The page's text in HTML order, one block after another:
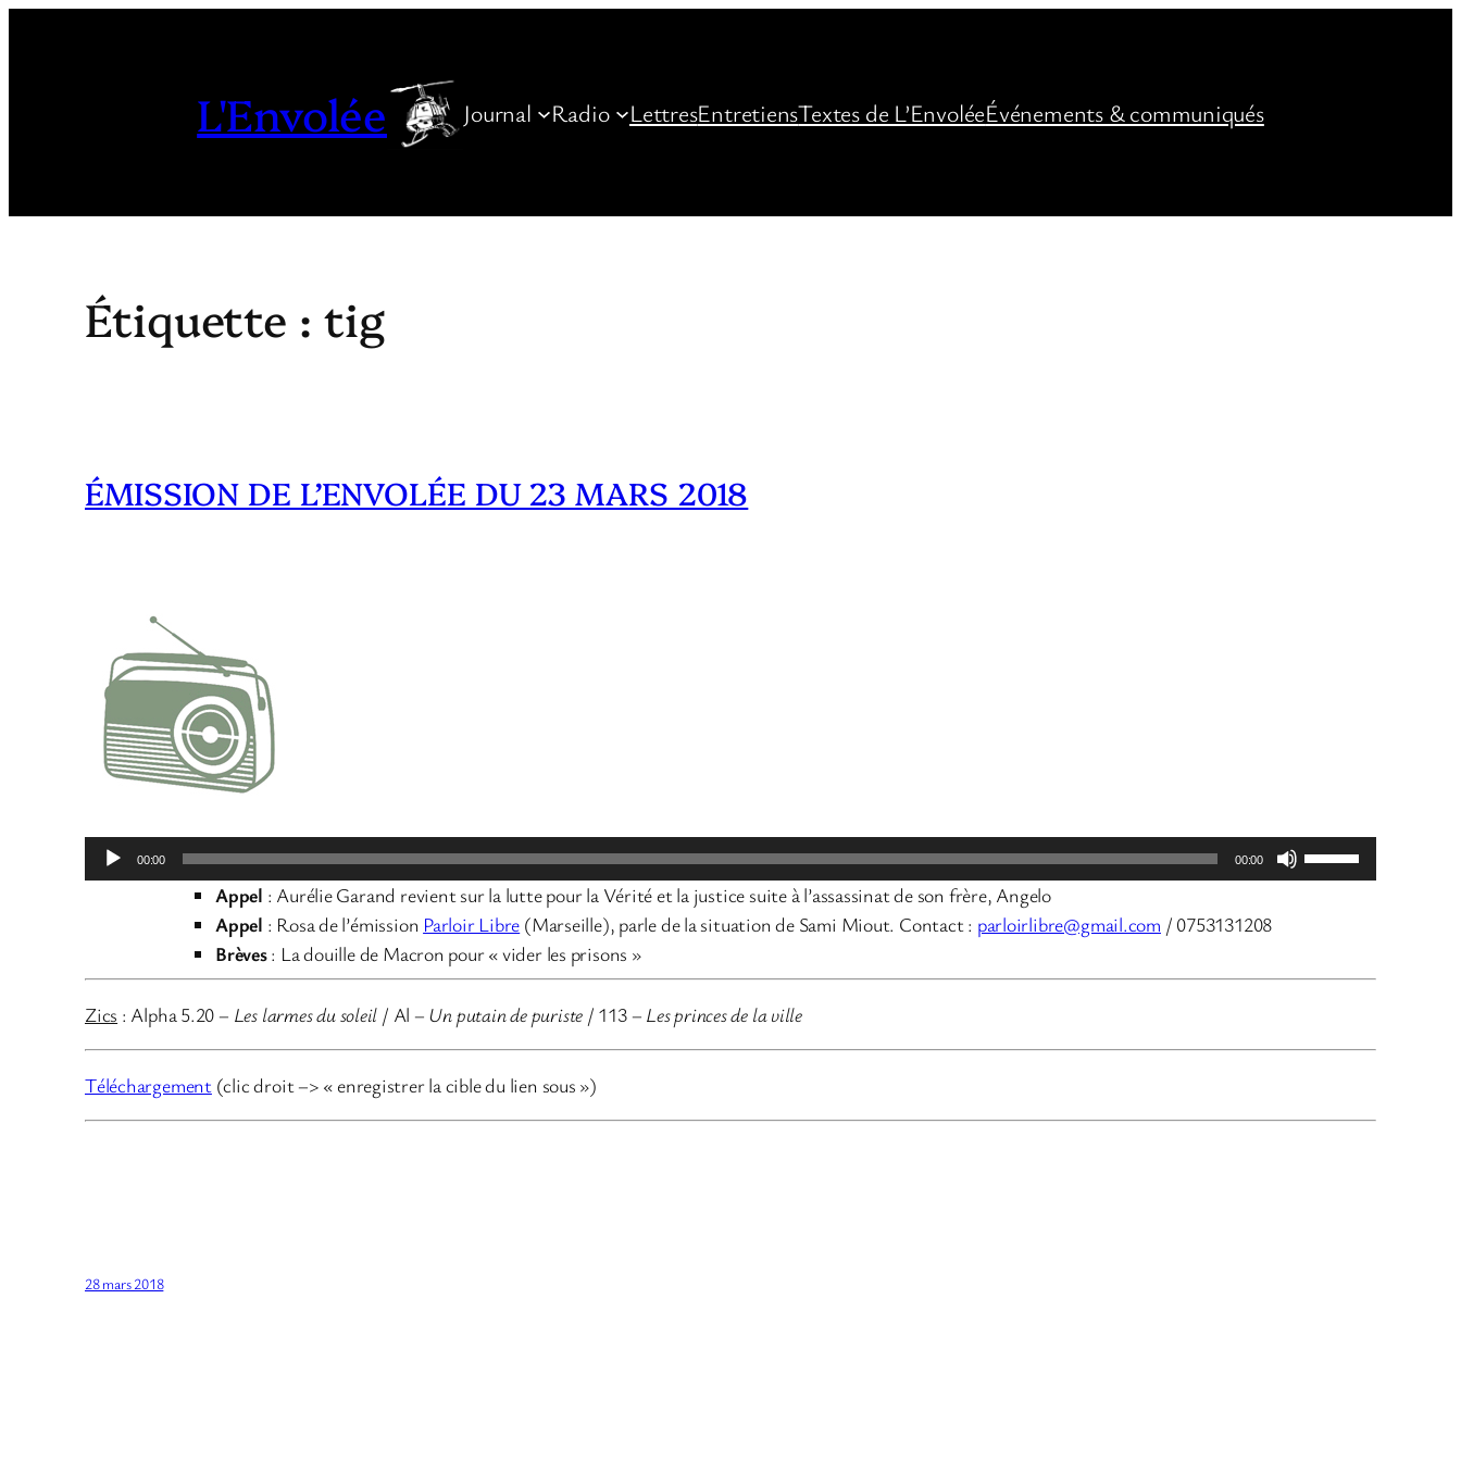
L'Envolée Journal Radio LettresEntretiensTextes de L’EnvoléeÉvénements & communiqués
Étiquette : tig
ÉMISSION DE L’ENVOLÉE DU 23 MARS 2018
Lecteur
audio
00:00 00:00
Utilisez
les
diminuer
volume.
Appel : Aurélie Garand revient sur la lutte pour la Vérité et la justice suite à l’assassinat de son frère, Angelo
Appel : Rosa de l’émission Parloir Libre (Marseille), parle de la situation de Sami Miout. Contact : parloirlibre@gmail.com / 0753131208
Brèves: La douille de Macron pour « vider les prisons »
Zics : Alpha 5.20 – Les larmes du soleil / Al – Un putain de puriste / 113 – Les princes de la ville
Téléchargement(clic droit –> « enregistrer la cible du lien sous »)
28 mars 2018